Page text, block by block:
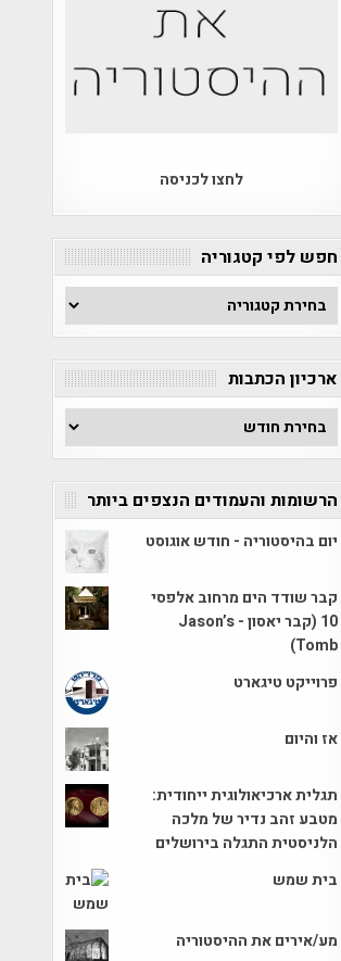
לחצו לכניסה
חפש לפי קטגוריה
חפש
לפי
קטגוריה
ארכיון הכתבות
ארכיון
הכתבות
הרשומות והעמודים הנצפים ביותר
יום בהיסטוריה - חודש אוגוסט
קבר שודד הים מרחוב אלפסי
10 (קבר יאסון - Jason’s
Tomb)
פרוייקט טיגארט
אז והיום
תגלית ארכיאולוגית ייחודית:
מטבע זהב נדיר של מלכה
הלניסטית התגלה בירושלים
בית שמש
מע/אירים את ההיסטוריה